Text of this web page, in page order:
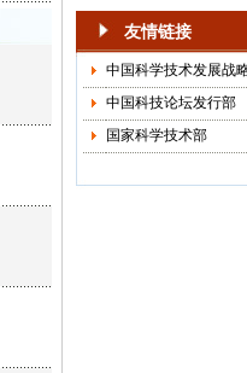
侧结构性改革”预通知
关于邀请参加“《中国
作者、审稿人和编辑座
(镇江、南京)
·
2015年《中国科技论
向我国“十三五”时期的
友情链接
中国科学技术发展战
中国科技论坛发行部
国家科学技术部